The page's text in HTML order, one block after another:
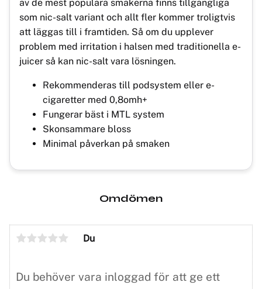
av de mest populära smakerna finns tillgängliga
som nic-salt variant och allt fler kommer troligtvis
att läggas till i framtiden. Så om du upplever
problem med irritation i halsen med traditionella e-
juicer så kan nic-salt vara lösningen.
Rekommenderas till podsystem eller e-
cigaretter med 0,8omh+
Fungerar bäst i MTL system
Skonsammare bloss
Minimal påverkan på smaken
Omdömen
Du